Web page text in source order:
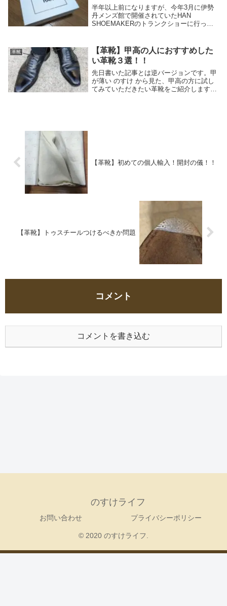
半年以上前になりますが、今年3月に伊勢
丹メンズ館で開催されていたHAN
SHOEMAKERのトランクショーに行って
あれやこれやという間に時は経ち、既に半
年以上前の情報...
革靴
【革靴】甲高の人におすすめした
い革靴３選！！
先日書いた記事とは逆バージョンです。甲
が薄い のすけ から見た、甲高の方に試し
てみていただきたい革靴をご紹介します！
【革靴】初めての個人輸入！開封の儀！！
【革靴】トゥスチールつけるべきか問題
コメント
コメントを書き込む
のすけライフ
お問い合わせ プライバシーポリシー
© 2020 のすけライフ.